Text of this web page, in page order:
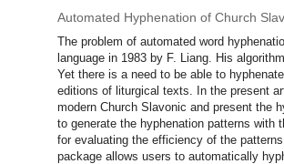
Automated Hyphenation of Church
The problem of automated word
language in 1983 by F. Liang. His
Yet there is a need to be able to
editions of liturgical texts. In the present
modern Church Slavonic and present the
to generate the hyphenation patterns with
for evaluating the efficiency of the
package allows users to automatically